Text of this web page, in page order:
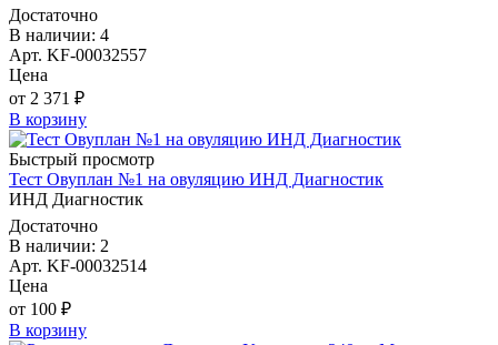
Достаточно
В наличии: 4
Арт. KF-00032557
Цена
от 2 371 ₽
В корзину
Быстрый просмотр
Тест Овуплан №1 на овуляцию ИНД Диагностик
ИНД Диагностик
Достаточно
В наличии: 2
Арт. KF-00032514
Цена
от 100 ₽
В корзину